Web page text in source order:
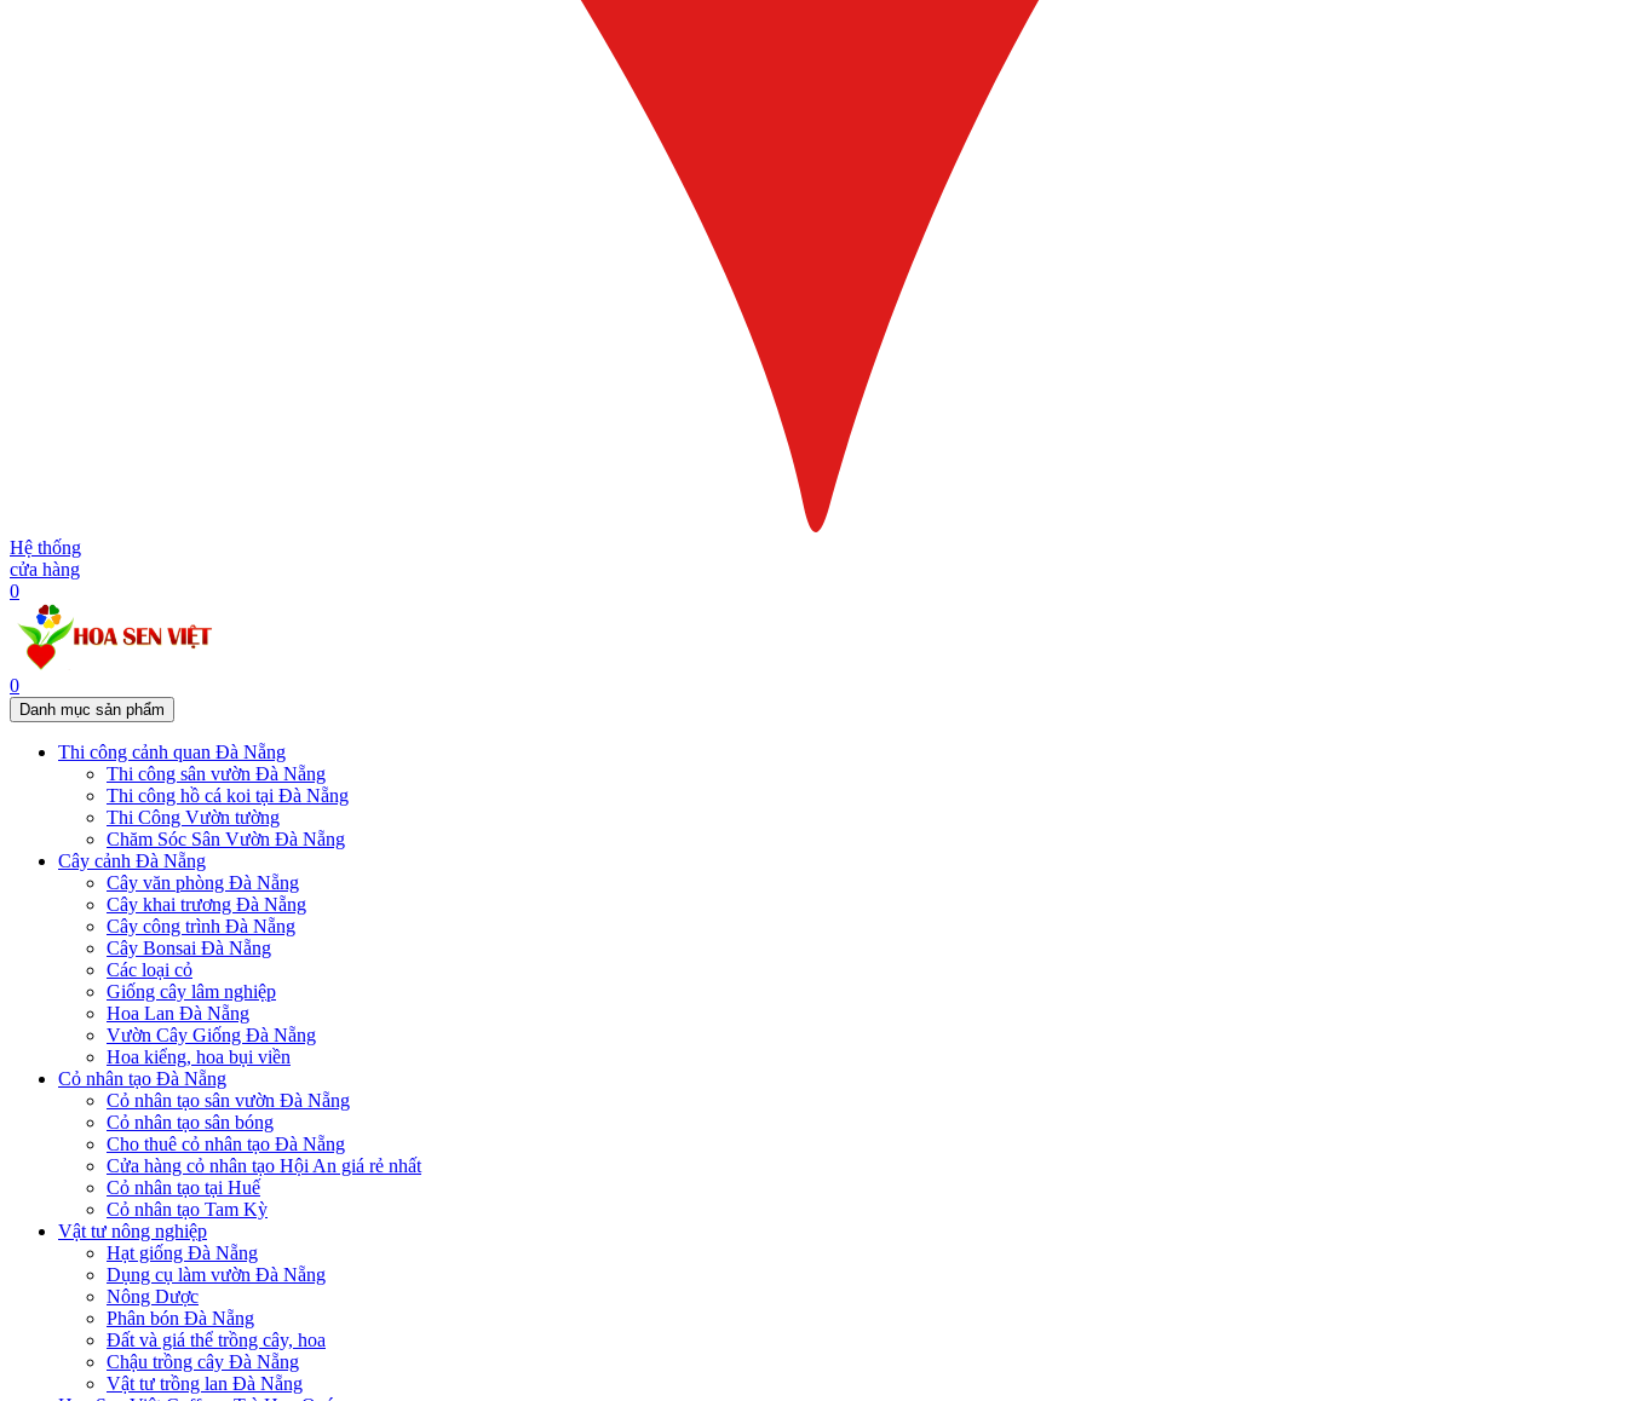
Hệ thống
cửa hàng
0
0
Danh mục sản phẩm
Thi công cảnh quan Đà Nẵng
Thi công sân vườn Đà Nẵng
Thi công hồ cá koi tại Đà Nẵng
Thi Công Vườn tường
Chăm Sóc Sân Vườn Đà Nẵng
Cây cảnh Đà Nẵng
Cây văn phòng Đà Nẵng
Cây khai trương Đà Nẵng
Cây công trình Đà Nẵng
Cây Bonsai Đà Nẵng
Các loại cỏ
Giống cây lâm nghiệp
Hoa Lan Đà Nẵng
Vườn Cây Giống Đà Nẵng
Hoa kiểng, hoa bụi viền
Cỏ nhân tạo Đà Nẵng
Cỏ nhân tạo sân vườn Đà Nẵng
Cỏ nhân tạo sân bóng
Cho thuê cỏ nhân tạo Đà Nẵng
Cửa hàng cỏ nhân tạo Hội An giá rẻ nhất
Cỏ nhân tạo tại Huế
Cỏ nhân tạo Tam Kỳ
Vật tư nông nghiệp
Hạt giống Đà Nẵng
Dụng cụ làm vườn Đà Nẵng
Nông Dược
Phân bón Đà Nẵng
Đất và giá thể trồng cây, hoa
Chậu trồng cây Đà Nẵng
Vật tư trồng lan Đà Nẵng